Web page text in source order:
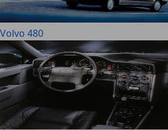
Volvo 480